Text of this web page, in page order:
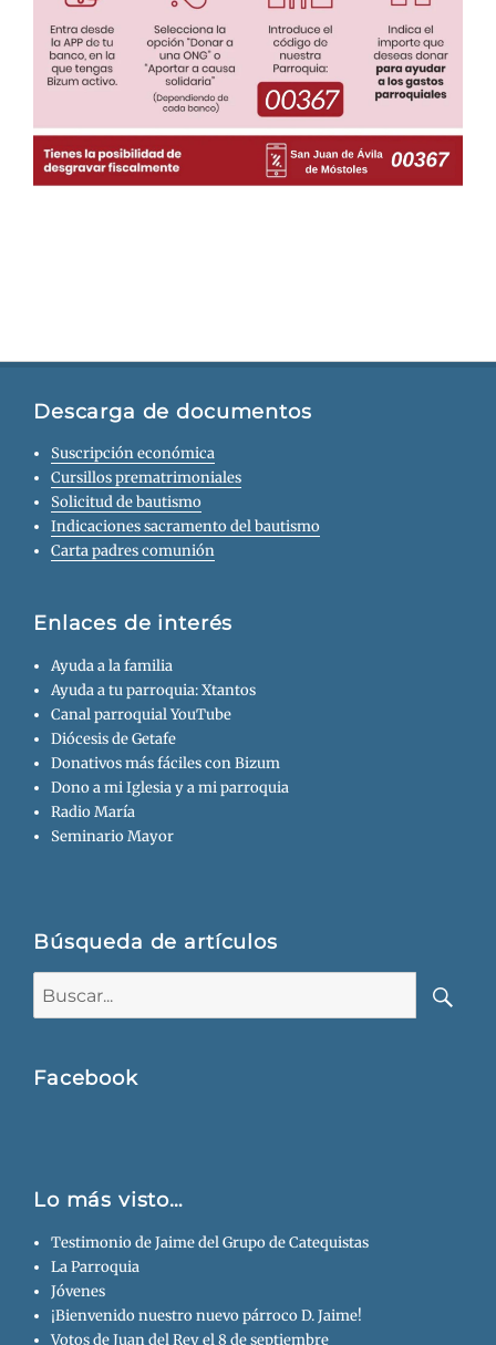
Descarga de documentos
Suscripción económica
Cursillos prematrimoniales
Solicitud de bautismo
Indicaciones sacramento del bautismo
Carta padres comunión
Enlaces de interés
Ayuda a la familia
Ayuda a tu parroquia: Xtantos
Canal parroquial YouTube
Diócesis de Getafe
Donativos más fáciles con Bizum
Dono a mi Iglesia y a mi parroquia
Radio María
Seminario Mayor
Búsqueda de artículos
Facebook
Lo más visto…
Testimonio de Jaime del Grupo de Catequistas
La Parroquia
Jóvenes
¡Bienvenido nuestro nuevo párroco D. Jaime!
Votos de Juan del Rey el 8 de septiembre